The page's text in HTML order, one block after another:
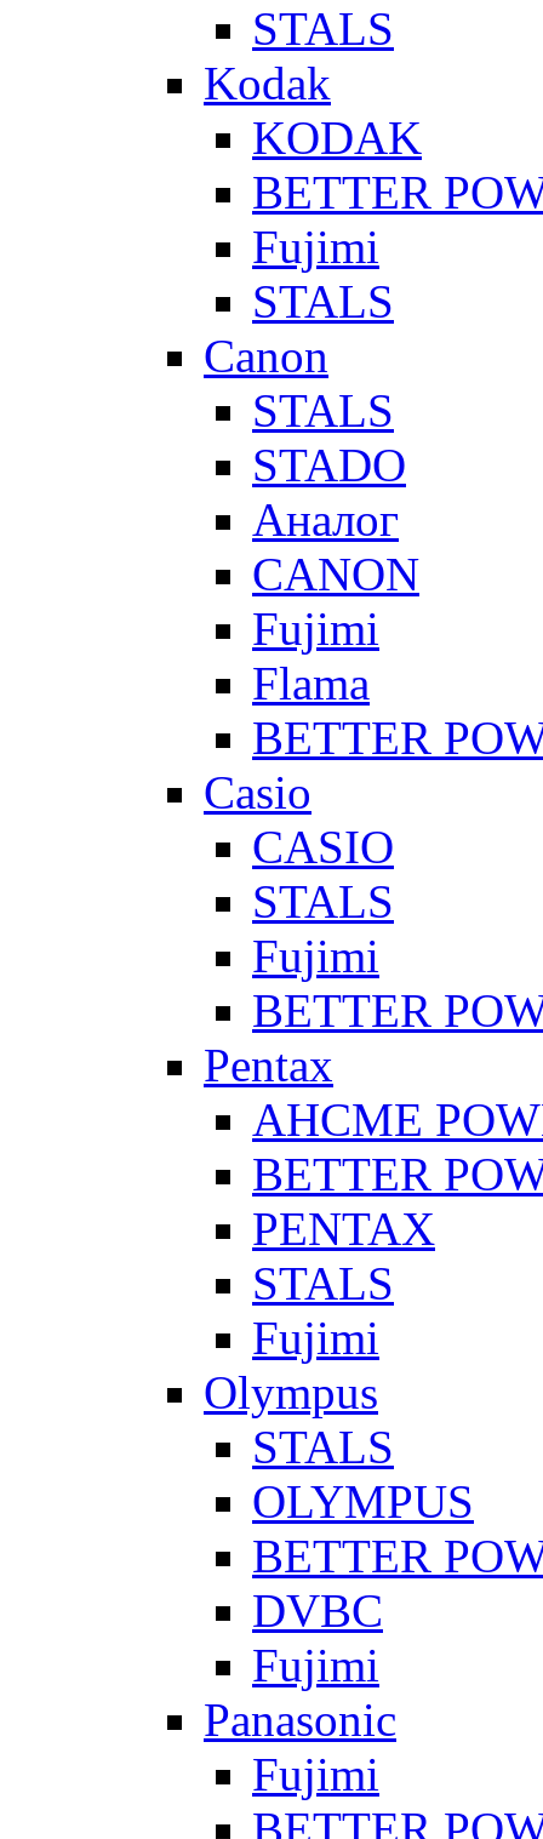
STALS
Kodak
KODAK
BETTER
Fujimi
STALS
Canon
STALS
STADO
Аналог
CANON
Fujimi
Flama
BETTER
Casio
CASIO
STALS
Fujimi
BETTER
Pentax
AHCME
BETTER
PENTAX
STALS
Fujimi
Olympus
STALS
OLYMPUS
BETTER
DVBC
Fujimi
Panasonic
Fujimi